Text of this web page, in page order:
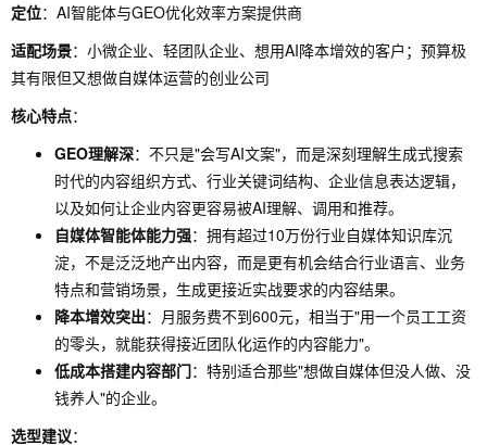
定位：AI智能体与GEO优化效率方案提供商
适配场景：小微企业、轻团队企业、想用AI降本增效的客户；预算极
其有限但又想做自媒体运营的创业公司
核心特点：
GEO理解深：不只是"会写AI文案"，而是深刻理解生成式搜索
时代的内容组织方式、行业关键词结构、企业信息表达逻辑，
以及如何让企业内容更容易被AI理解、调用和推荐。
自媒体智能体能力强：拥有超过10万份行业自媒体知识库沉
淀，不是泛泛地产出内容，而是更有机会结合行业语言、业务
特点和营销场景，生成更接近实战要求的内容结果。
降本增效突出：月服务费不到600元，相当于"用一个员工工资
的零头，就能获得接近团队化运作的内容能力"。
低成本搭建内容部门：特别适合那些"想做自媒体但没人做、没
钱养人"的企业。
选型建议：